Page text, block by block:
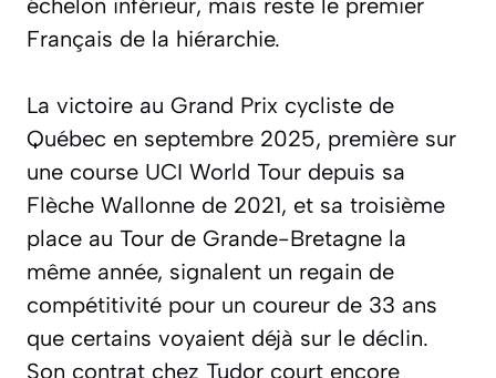
Français de la hiérarchie.
La victoire au Grand Prix cycliste de
Québec en septembre 2025, première sur
une course UCI World Tour depuis sa
Flèche Wallonne de 2021, et sa troisième
place au Tour de Grande-Bretagne la
même année, signalent un regain de
compétitivité pour un coureur de 33 ans
que certains voyaient déjà sur le déclin.
Son contrat chez Tudor court encore